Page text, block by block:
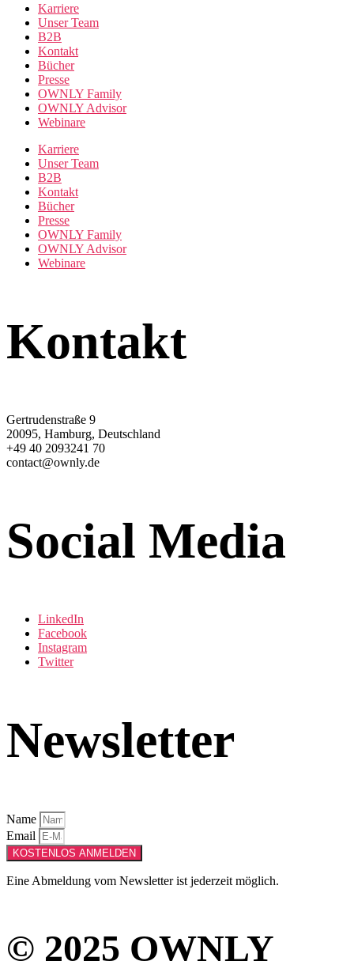
Karriere
Unser Team
B2B
Kontakt
Bücher
Presse
OWNLY Family
OWNLY Advisor
Webinare
Karriere
Unser Team
B2B
Kontakt
Bücher
Presse
OWNLY Family
OWNLY Advisor
Webinare
Kontakt
Gertrudenstraße 9
20095, Hamburg, Deutschland
+49 40 2093241 70
contact@ownly.de
Social Media
LinkedIn
Facebook
Instagram
Twitter
Newsletter
Name
Email
KOSTENLOS ANMELDEN
Eine Abmeldung vom Newsletter ist jederzeit möglich.
© 2025 OWNLY